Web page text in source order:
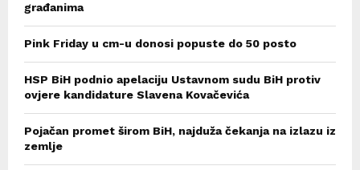
građanima
Pink Friday u cm-u donosi popuste do 50 posto
HSP BiH podnio apelaciju Ustavnom sudu BiH protiv
ovjere kandidature Slavena Kovačevića
Pojačan promet širom BiH, najduža čekanja na izlazu iz
zemlje